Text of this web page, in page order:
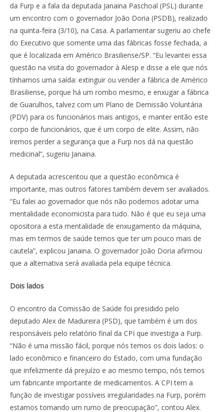
da Furp e a fala da deputada Janaina Paschoal (PSL) durante
um encontro com o governador João Doria (PSDB), realizado
na quinta-feira (3/10), na Casa. A parlamentar sugeriu ao chefe
do Executivo que somente uma das fábricas fosse fechada, a
que é localizada em Américo Brasiliense/SP. “Eu levantei essa
questão na visita do governador à Alesp e disse a ele que nós
tínhamos uma saída: extinguir ou vender a fábrica de Américo
Brasiliense, porque há um rombo mesmo, e enxugar a fábrica
de Guarulhos, talvez com um Plano de Demissão Voluntária
(PDV) para os funcionários mais antigos, e manter então este
corpo de funcionários, que é um corpo de elite. Assim, não
iremos perder a segurança que a Furp nos dá na questão
medicinal”, sugeriu Janaina.
A deputada acrescentou que a questão econômica é
importante, mas outros fatores também devem ser avaliados.
“Eu falei ao governador que nós não podemos adotar uma
mentalidade economicista para tudo. Não é que eu seja uma
opositora a esta mentalidade de enxugamento da máquina,
mas em termos de saúde temos que ter um pouco mais de
cautela”, explicou Janaina. O governador João Doria afirmou
que a alternativa será avaliada pela equipe técnica.
Dois lados
O encontro da Comissão de Saúde foi presidido pelo
deputado Alex de Madureira (PSD), que também é um dos
responsáveis pelo relatório final da CPI que investiga a Furp.
“Não é uma missão fácil, porque nós temos os dois lados: o
lado econômico e financeiro do Estado, com uma fundação
que infelizmente dá prejuízo e ao mesmo tempo, nós temos
um fabricante importante de medicamentos. A CPI tem a
função de investigar possíveis irregularidades na Furp, porém
estamos tomando um rumo de preocupação”, contou Alex.